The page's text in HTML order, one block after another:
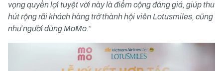
vọng quyền lợi tuyệt vời này là điểm cộng đáng giá, giúp thu
hút rộng rãi khách hàng trở thành hội viên Lotusmiles, cũng
như người dùng MoMo.”